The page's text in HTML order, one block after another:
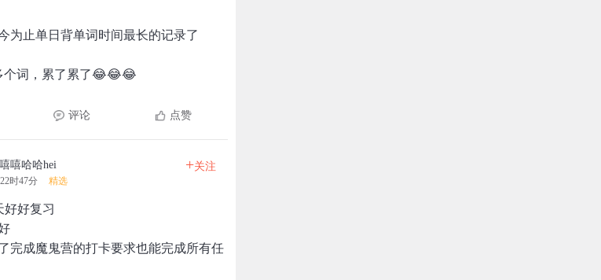
为止单日背单词时间最长的记录了
个词，累了累了😂😂😂
评论 点赞
嘻哈哈hei
时47分 精选
+关注
好好复习
完成魔鬼营的打卡要求也能完成所有任